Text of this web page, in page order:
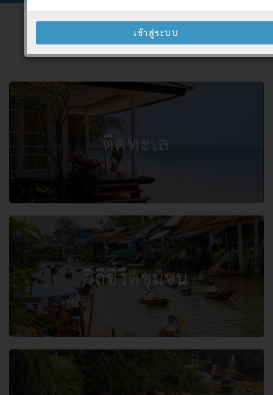
สถานที่ยอดนิยม
ติดทะเล
วิถีชีวิตชุมชน